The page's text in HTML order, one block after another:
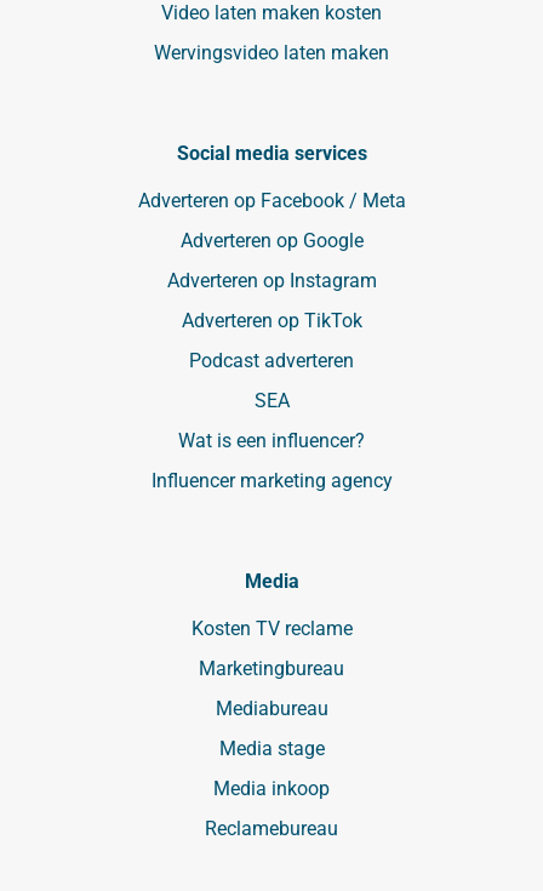
Video laten maken kosten
Wervingsvideo laten maken
Social media services
Adverteren op Facebook / Meta
Adverteren op Google
Adverteren op Instagram
Adverteren op TikTok
Podcast adverteren
SEA
Wat is een influencer?
Influencer marketing agency
Media
Kosten TV reclame
Marketingbureau
Mediabureau
Media stage
Media inkoop
Reclamebureau